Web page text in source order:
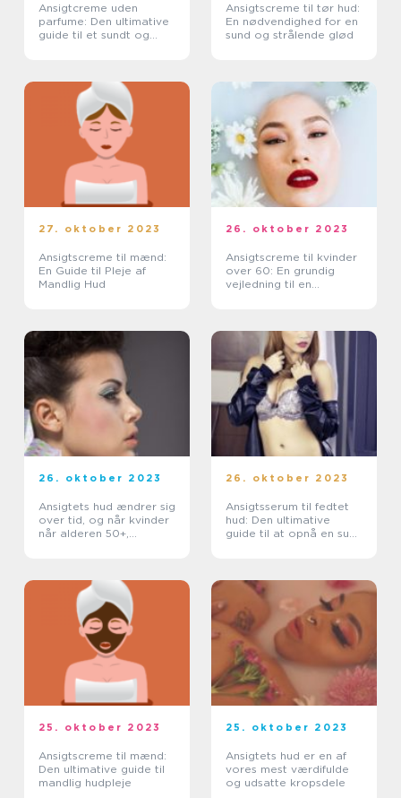
Ansigtcreme uden
parfume: Den ultimative
guide til et sundt og
Ansigtscreme til tør hud:
En nødvendighed for en
sund og strålende glød
27. oktober 2023
Ansigtscreme til mænd:
En Guide til Pleje af
Mandlig Hud
26. oktober 2023
Ansigtscreme til kvinder
over 60: En grundig
vejledning til en
26. oktober 2023
Ansigtets hud ændrer sig
over tid, og når kvinder
når alderen 50+,
hudplejerutine...
26. oktober 2023
Ansigtsserum til fedtet
hud: Den ultimative
guide til at opnå en sund
25. oktober 2023
Ansigtscreme til mænd:
Den ultimative guide til
mandlig hudpleje
25. oktober 2023
Ansigtets hud er en af
vores mest værdifulde
og udsatte kropsdele